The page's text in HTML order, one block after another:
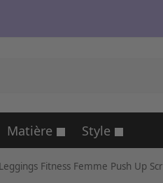
Matière Style
Leggings Fitness Femme Push Up